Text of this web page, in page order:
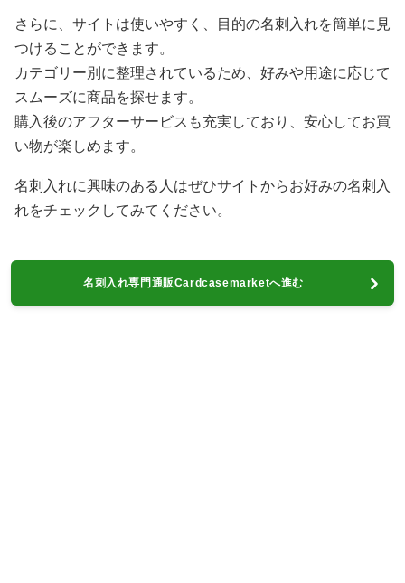
さらに、サイトは使いやすく、目的の名刺入れを簡単に見
つけることができます。
カテゴリー別に整理されているため、好みや用途に応じて
スムーズに商品を探せます。
購入後のアフターサービスも充実しており、安心してお買
い物が楽しめます。
名刺入れに興味のある人はぜひサイトからお好みの名刺入
れをチェックしてみてください。
名刺入れ専門通販Cardcasemarketへ進む